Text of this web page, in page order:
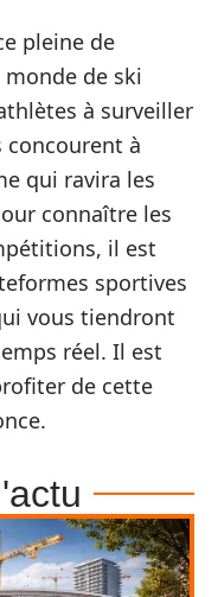
pleine de
de ski
à surveiller
concourent à
qui ravira les
connaître les
il est
sportives
vous tiendront
réel. Il est
de cette